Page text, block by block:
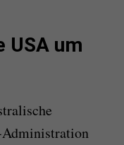
um
Administration